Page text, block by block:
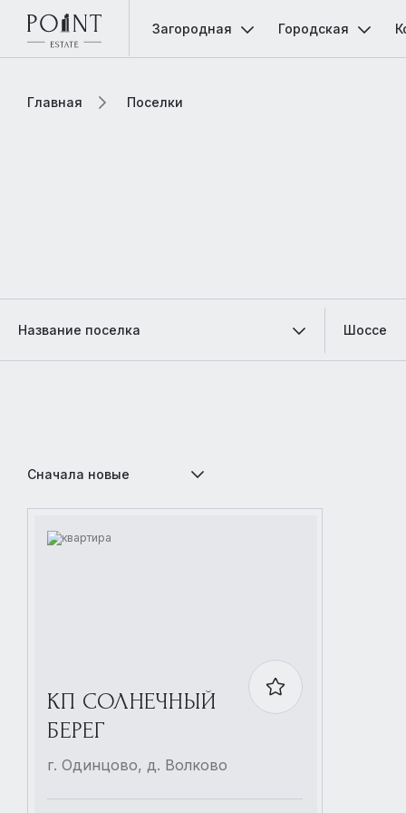
Загородная Городская
Главная Поселки
Название поселка Шоссе
Сначала новые
КП СОЛНЕЧНЫЙ
БЕРЕГ
г. Одинцово, д. Волково